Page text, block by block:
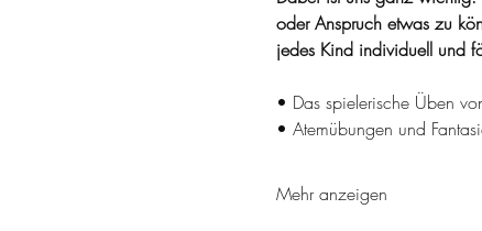
oder Anspruch etwas zu
jedes Kind individuell und
• Das spielerische Üben
• Atemübungen und
Mehr anzeigen